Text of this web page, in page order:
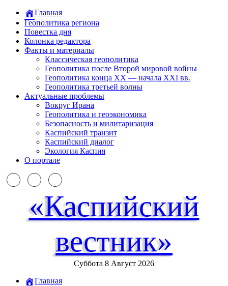
Главная
Геополитика региона
Повестка дня
Колонка редактора
Факты и материалы
Классическая геополитика
Геополитика после Второй мировой войны
Геополитика конца XX — начала XXI вв.
Геополитика третьей волны
Актуальные проблемы
Вокруг Ирана
Геополитика и геоэкономика
Безопасность и милитаризация
Каспийский транзит
Каспийский диалог
Экология Каспия
О портале
«Каспийский
вестник»
Суббота 8 Август 2026
Главная